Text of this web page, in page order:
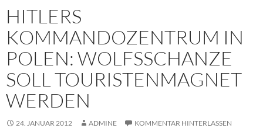
HITLERS
KOMMANDOZENTRUM IN
POLEN: WOLFSSCHANZE
SOLL TOURISTENMAGNET
WERDEN
24. JANUAR 2012 ADMINE KOMMENTAR HINTERLASSEN